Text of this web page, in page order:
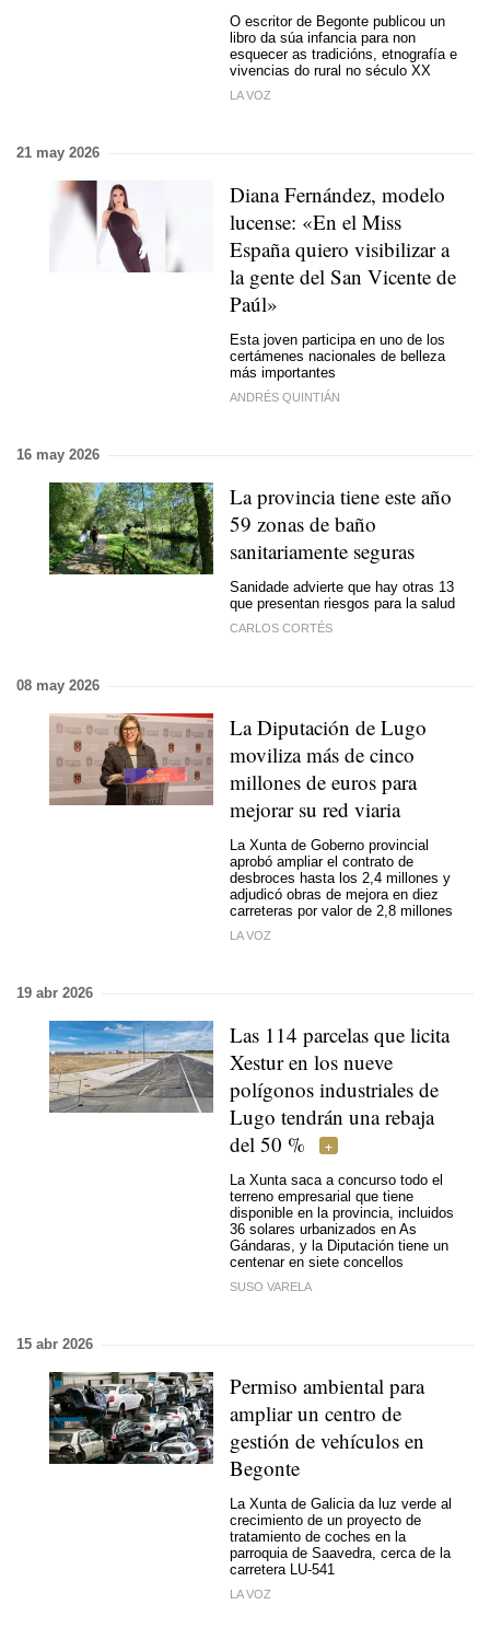
O escritor de Begonte publicou un
libro da súa infancia para non
esquecer as tradicións, etnografía e
vivencias do rural no século XX
LA VOZ
21 may 2026
Diana Fernández, modelo
lucense: «En el Miss
España quiero visibilizar a
la gente del San Vicente de
Paúl»
Esta joven participa en uno de los
certámenes nacionales de belleza
más importantes
ANDRÉS QUINTIÁN
16 may 2026
La provincia tiene este año
59 zonas de baño
sanitariamente seguras
Sanidade advierte que hay otras 13
que presentan riesgos para la salud
CARLOS CORTÉS
08 may 2026
La Diputación de Lugo
moviliza más de cinco
millones de euros para
mejorar su red viaria
La Xunta de Goberno provincial
aprobó ampliar el contrato de
desbroces hasta los 2,4 millones y
adjudicó obras de mejora en diez
carreteras por valor de 2,8 millones
LA VOZ
19 abr 2026
Las 114 parcelas que licita
Xestur en los nueve
polígonos industriales de
Lugo tendrán una rebaja
del 50 %
La Xunta saca a concurso todo el
terreno empresarial que tiene
disponible en la provincia, incluidos
36 solares urbanizados en As
Gándaras, y la Diputación tiene un
centenar en siete concellos
SUSO VARELA
15 abr 2026
Permiso ambiental para
ampliar un centro de
gestión de vehículos en
Begonte
La Xunta de Galicia da luz verde al
crecimiento de un proyecto de
tratamiento de coches en la
parroquia de Saavedra, cerca de la
carretera LU-541
LA VOZ